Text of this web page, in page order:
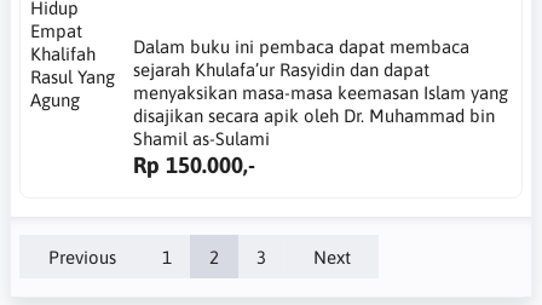
Dalam buku ini pembaca dapat membaca
sejarah Khulafa’ur Rasyidin dan dapat
menyaksikan masa-masa keemasan Islam yang
disajikan secara apik oleh Dr. Muhammad bin
Shamil as-Sulami
Rp 150.000,-
Previous 1 2 3 Next